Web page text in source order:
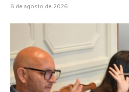
6 de agosto de 2026